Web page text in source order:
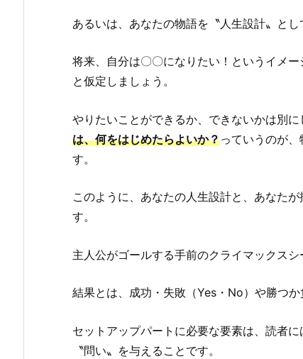
あるいは、あなたの物語を〝人生設計〟とし
将来、自分は〇〇になりたい！というイメ
と仮定しましょう。
やりたいことができるか、できないかは別
は、何をはじめたらよいか？っていうのが
す。
このように、あなたの人生設計と、あなた
す。
主人公がゴールする手前のクライマックス
結果とは、成功・失敗（Yes・No）や勝つ
セットアップパートに必要な要素は、読者に
〝問い〟を与えることです。